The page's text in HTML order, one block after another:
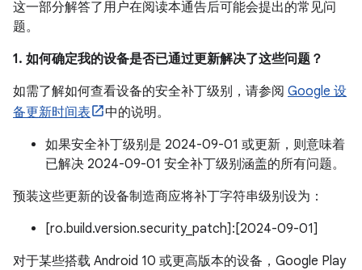
这一部分解答了用户在阅读本通告后可能会提出的常见问
题。
1. 如何确定我的设备是否已通过更新解决了这些问题？
如需了解如何查看设备的安全补丁级别，请参阅 Google 设
备更新时间表
中的说明。
如果安全补丁级别是 2024-09-01 或更新，则意味着
已解决 2024-09-01 安全补丁级别涵盖的所有问题。
预装这些更新的设备制造商应将补丁字符串级别设为：
[ro.build.version.security_patch]:[2024-09-01]
对于某些搭载 Android 10 或更高版本的设备，Google Play